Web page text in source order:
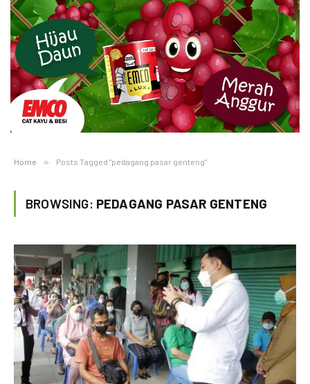
Home » Posts Tagged "pedagang pasar genteng"
BROWSING: PEDAGANG PASAR GENTENG